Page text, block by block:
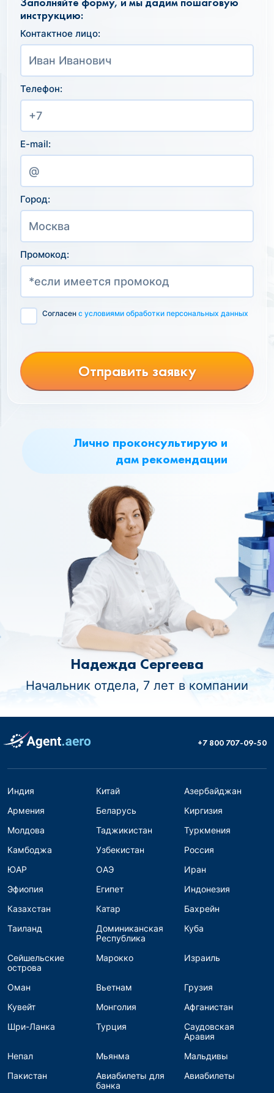
Лично проконсультирую и
дам рекомендации
Надежда Сергеева
Начальник отдела, 7 лет в компании
инструкцию:
Контактное лицо:
Телефон:
E-mail:
Город:
Промокод:
Согласен с условиями обработки персональных данных
Отправить заявку
+7 800 707-09-50
Индия Китай
Азербайджан
Армения
Беларусь
Киргизия
Молдова
Таджикистан
Туркмения
Камбоджа
Узбекистан
Россия
ЮАР
ОАЭ
Иран
Эфиопия
Египет
Индонезия
Казахстан
Катар
Бахрейн
Таиланд
Доминиканская
Республика
Куба
Сейшельские
острова
Марокко Израиль
Оман Вьетнам
Грузия
Кувейт
Монголия
Афганистан
Шри-Ланка
Турция
Саудовская
Аравия
Непал
Мьянма
Мальдивы
Пакистан
Авиабилеты для
банка
Авиабилеты